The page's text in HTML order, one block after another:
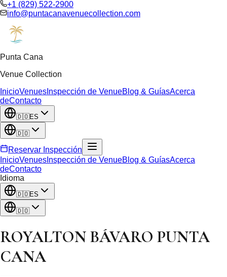
+1 (829) 522-2900
info@puntacanavenuecollection.com
Punta Cana
Venue Collection
InicioVenues Inspección de VenueBlog & GuíasAcerca
deContacto
🇩🇴ES
🇩🇴
Reservar Inspección
InicioVenues Inspección de VenueBlog & GuíasAcerca
deContacto
Idioma
🇩🇴ES
🇩🇴
ROYALTON BÁVARO PUNTA
CANA